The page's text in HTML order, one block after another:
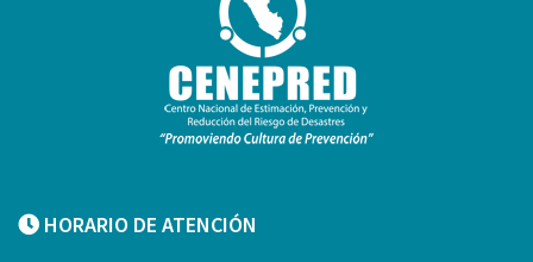
HORARIO DE ATENCIÓN